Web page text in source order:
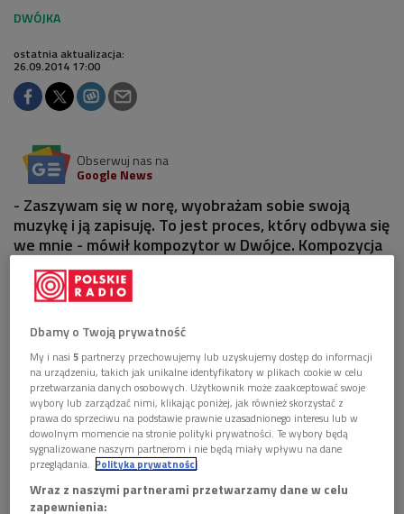
ostatnia aktualizacja:
26.09.2014 17:00
Obserwuj nas na
Google News
- Zaszywam się w norę, wyobrażam sobie swoją
muzykę i ją zapisuję. To jest proces, który odbywa się
we mnie - mówił kompozytor w Dwójce. Kompozycja
Zygmunta Krauzego "Rzeka podziemna 2" została
wykonana w ramach 57. MFMW "Warszawska Jesień".
AUDIO 1 plik
 18'45 
Zygmunt Krauze: moja twórczość opiera się na
intuicji (Dwójka)
Dbamy o Twoją prywatność
My i nasi5 partnerzy przechowujemy lub uzyskujemy dostęp do informacji
na urządzeniu, takich jak unikalne identyfikatory w plikach cookie w celu
przetwarzania danych osobowych. Użytkownik może zaakceptować swoje
wybory lub zarządzać nimi, klikając poniżej, jak również skorzystać z
prawa do sprzeciwu na podstawie prawnie uzasadnionego interesu lub w
dowolnym momencie na stronie polityki prywatności. Te wybory będą
sygnalizowane naszym partnerom i nie będą miały wpływu na dane
przeglądania. Polityka prywatności
Wraz z naszymi partnerami przetwarzamy dane w celu
zapewnienia: